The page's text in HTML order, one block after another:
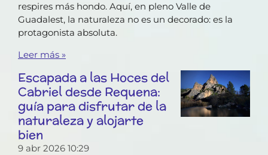
respires más hondo. Aquí, en pleno Valle de
Guadalest, la naturaleza no es un decorado: es la
protagonista absoluta.
Leer más »
Escapada a las Hoces del
Cabriel desde Requena:
guía para disfrutar de la
naturaleza y alojarte
bien
9 abr 2026 10:29